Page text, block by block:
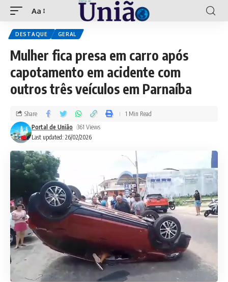
Aa
DESTAQUE GERAL
Mulher fica presa em carro após
capotamento em acidente com
outros três veículos em Parnaíba
Last updated: 26/02/2026
Portal de União 361 Views
Share 1 Min Read